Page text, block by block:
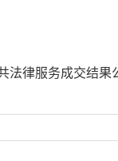
法律服务成交结果